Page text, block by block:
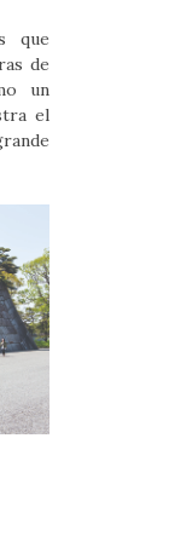
que
de
un
el